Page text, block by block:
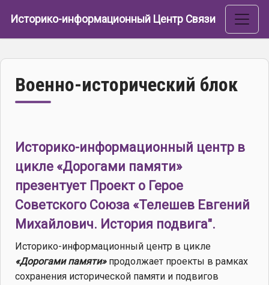
Историко-информационный Центр Связи
Военно-исторический блок
Историко-информационный центр в
цикле «Дорогами памяти»
презентует Проект о Герое
Советского Союза «Телешев Евгений
Михайлович. История подвига".
Историко-информационный центр в цикле
«Дорогами памяти»продолжает проекты в рамках
сохранения исторической памяти и подвигов